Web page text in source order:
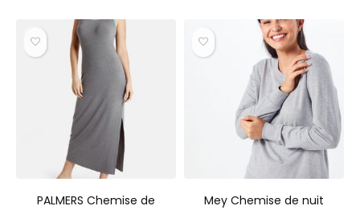
PALMERS Chemise de
Mey Chemise de nuit